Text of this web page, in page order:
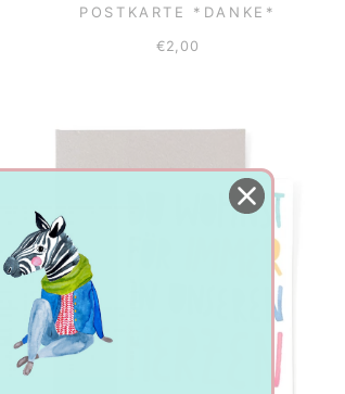
POSTKARTE *DANKE*
€2,00